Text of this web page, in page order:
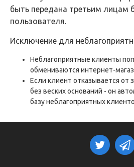
быть передана третьим лицам
пользователя.
Исключение для
Неблагоприятные клиенты
обмениваются интернет-
Если клиент отказывается от
без веских оснований - он
базу неблагоприятных